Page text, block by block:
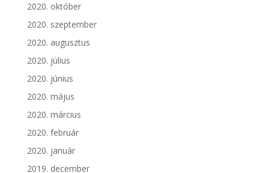
2020. október
2020. szeptember
2020. augusztus
2020. július
2020. június
2020. május
2020. március
2020. február
2020. január
2019. december